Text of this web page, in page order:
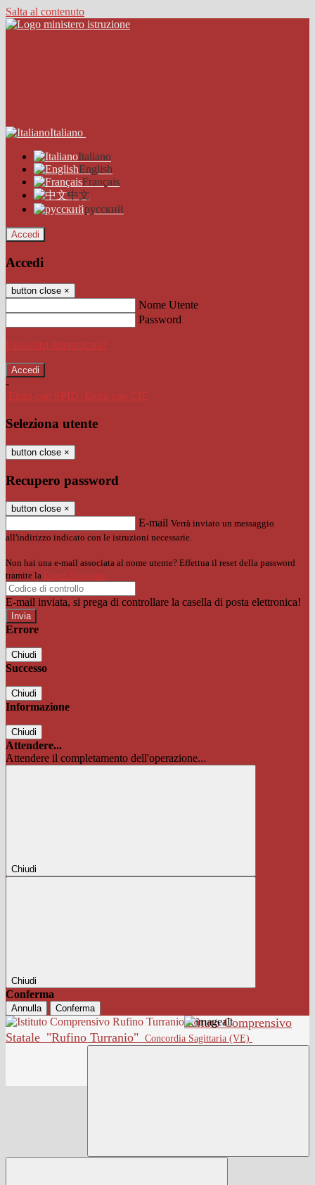
Salta al contenuto
Italiano
Italiano
English
Français
中文
русский
Accedi
Accedi
button close ×
Nome Utente
Password
Password dimenticata?
-
Entra con SPID
Entra con CIE
Seleziona utente
button close ×
Recupero password
button close ×
E-mail Verrà inviato un messaggio
all'indirizzo indicato con le istruzioni necessarie.
Non hai una e-mail associata al nome utente? Effettua il reset della password
tramite la Login Spaggiari
E-mail inviata, si prega di controllare la casella di posta elettronica!
Errore
Chiudi
Successo
Chiudi
Informazione
Chiudi
Attendere...
Attendere il completamento dell'operazione...
Chiudi
Chiudi
Conferma
Annulla Conferma
Istituto Comprensivo
Statale "Rufino Turranio" Concordia Sagittaria (VE)